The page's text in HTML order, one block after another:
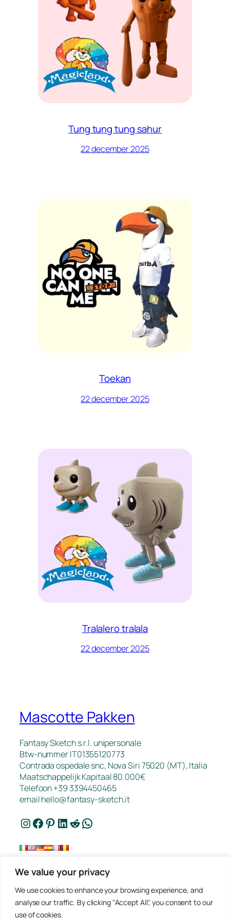
We value your privacy
We use cookies to enhance your browsing experience, and
analyse our traffic. By clicking "Accept All", you consent to our
use of cookies.
Tung tung tung sahur
22 december 2025
Toekan
22 december 2025
Tralalero tralala
22 december 2025
Mascotte Pakken
Fantasy Sketch s.r.l. unipersonale
Btw-nummer IT01355120773
Contrada ospedale snc, Nova Siri 75020 (MT), Italia
Maatschappelijk Kapitaal 80.000€
Telefoon +39 3394450465
emailhello@fantasy-sketch.it
Instagram Facebook Pinterest LinkedIn Reddit WhatsApp
Werk
Contact
Privacybeleid